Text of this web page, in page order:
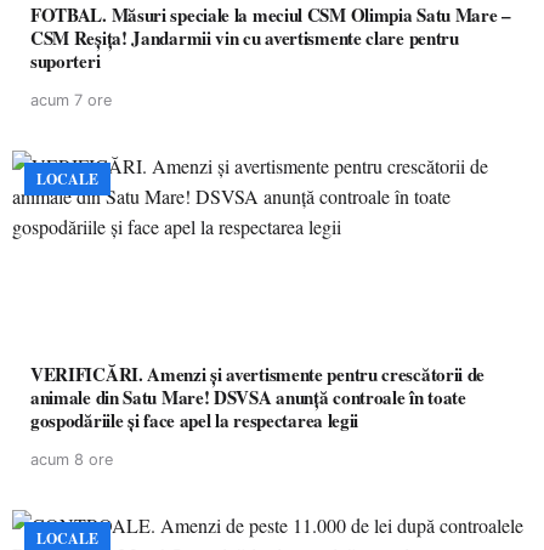
FOTBAL. Măsuri speciale la meciul CSM Olimpia Satu Mare –
CSM Reșița! Jandarmii vin cu avertismente clare pentru
suporteri
acum 7 ore
LOCALE
VERIFICĂRI. Amenzi și avertismente pentru crescătorii de
animale din Satu Mare! DSVSA anunță controale în toate
gospodăriile și face apel la respectarea legii
acum 8 ore
LOCALE